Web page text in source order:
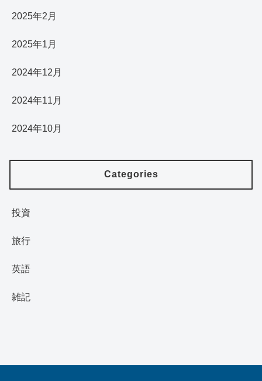
2025年2月
2025年1月
2024年12月
2024年11月
2024年10月
Categories
投資
旅行
英語
雑記